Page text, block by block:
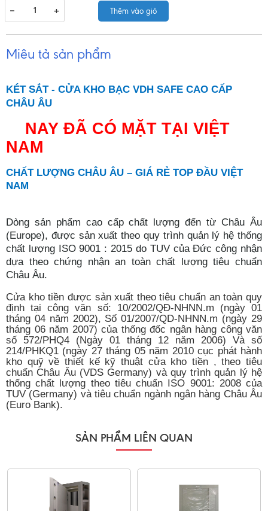
−
+ Thêm vào giỏ
Miêu tả sản phẩm
KÉT SẮT - CỬA KHO BẠC VDH SAFE CAO CẤP
CHÂU ÂU
NAY ĐÃ CÓ MẶT TẠI VIỆT
NAM
CHẤT LƯỢNG CHÂU ÂU – GIÁ RẺ TOP ĐẦU VIỆT
NAM
Dòng sản phẩm cao cấp chất lượng đến từ Châu Âu
(Europe), được sản xuất theo quy trình quản lý hệ thống
chất lượng ISO 9001 : 2015 do TUV của Đức công nhận
dựa theo chứng nhận an toàn chất lượng tiêu chuẩn
Châu Âu.
Cửa kho tiền được sản xuất theo tiêu chuẩn an toàn quy
định tại công văn số: 10/2002/QĐ-NHNN.m (ngày 01
tháng 04 năm 2002), Số 01/2007/QD-NHNN.m (ngày 29
tháng 06 năm 2007) của thống đốc ngân hàng công văn
số 572/PHQ4 (Ngày 01 tháng 12 năm 2006) Và số
214/PHKQ1 (ngày 27 tháng 05 năm 2010 cục phát hành
kho quỹ về thiết kế kỹ thuật cửa kho tiền , theo tiêu
chuẩn Châu Âu (VDS Germany) và quy trình quản lý hệ
thống chất lượng theo tiêu chuẩn ISO 9001: 2008 của
TUV (Germany) và tiêu chuẩn ngành ngân hàng Châu Âu
(Euro Bank).
SẢN PHẨM LIÊN QUAN